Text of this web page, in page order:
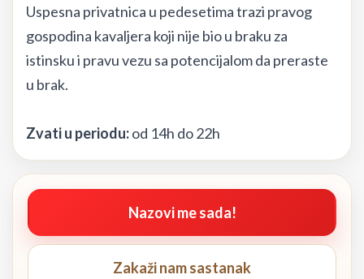
Uspesna privatnica u pedesetima trazi pravog
gospodina kavaljera koji nije bio u braku za
istinsku i pravu vezu sa potencijalom da preraste
u brak.
Zvati u periodu:od 14h do 22h
Nazovi me sada!
Zakaži nam sastanak